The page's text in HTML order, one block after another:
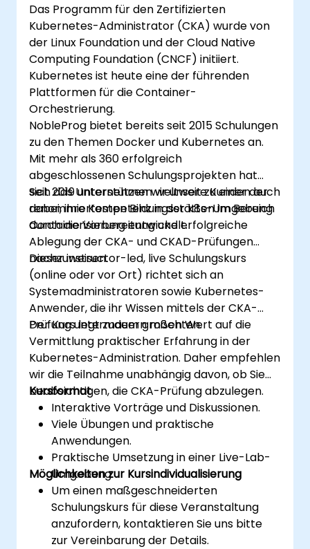
Das Programm für den Zertifizierten
Kubernetes-Administrator (CKA) wurde von
der Linux Foundation und der Cloud Native
Computing Foundation (CNCF) initiiert.
Kubernetes ist heute eine der führenden
Plattformen für die Container-
Orchestrierung.
NobleProg bietet bereits seit 2015 Schulungen
zu den Themen Docker und Kubernetes an.
Mit mehr als 360 erfolgreich
abgeschlossenen Schulungsprojekten hat
sich das Unternehmen weltweit zu einer der
renommiertesten Bildungsstätten im Bereich
Containerisierung entwickelt.
Seit 2019 unterstützen wir unsere Kunden auch
dabei, ihre Kompetenz in der k8s-Umgebung
durch die Vorbereitung und erfolgreiche
Ablegung der CKA- und CKAD-Prüfungen
nachzuweisen.
Dieser instructor-led, live Schulungskurs
(online oder vor Ort) richtet sich an
Systemadministratoren sowie Kubernetes-
Anwender, die ihr Wissen mittels der CKA-
Prüfung untermauern möchten.
Der Kurs legt zudem großen Wert auf die
Vermittlung praktischer Erfahrung in der
Kubernetes-Administration. Daher empfehlen
wir die Teilnahme unabhängig davon, ob Sie
beabsichtigen, die CKA-Prüfung abzulegen.
Kursformat
Interaktive Vorträge und Diskussionen.
Viele Übungen und praktische
Anwendungen.
Praktische Umsetzung in einer Live-Lab-
Umgebung.
Möglichkeiten zur Kursindividualisierung
Um einen maßgeschneiderten
Schulungskurs für diese Veranstaltung
anzufordern, kontaktieren Sie uns bitte
zur Vereinbarung der Details.